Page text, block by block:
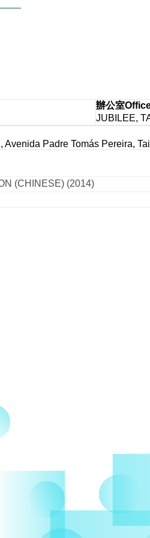
辦公室
JUBILEE,
Padre Tomás Pereira,
(CHINESE) (2014)